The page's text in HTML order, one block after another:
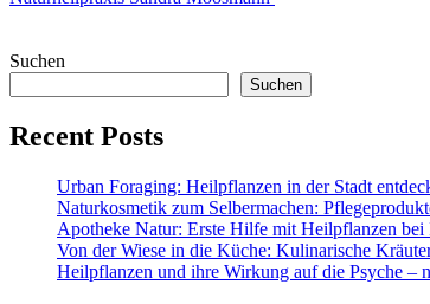
Suchen
Suchen
Recent Posts
Urban Foraging: Heilpflanzen in der Stadt
Naturkosmetik zum Selbermachen:
Apotheke Natur: Erste Hilfe mit Heilpflanzen
Von der Wiese in die Küche: Kulinarische
Heilpflanzen und ihre Wirkung auf die Psyche –